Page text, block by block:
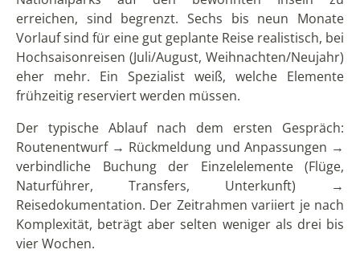
erreichen, sind begrenzt. Sechs bis neun Monate
Vorlauf sind für eine gut geplante Reise realistisch, bei
Hochsaisonreisen (Juli/August, Weihnachten/Neujahr)
eher mehr. Ein Spezialist weiß, welche Elemente
frühzeitig reserviert werden müssen.
Der typische Ablauf nach dem ersten Gespräch:
Routenentwurf → Rückmeldung und Anpassungen →
verbindliche Buchung der Einzelelemente (Flüge,
Naturführer, Transfers, Unterkunft) →
Reisedokumentation. Der Zeitrahmen variiert je nach
Komplexität, beträgt aber selten weniger als drei bis
vier Wochen.